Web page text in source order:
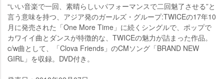
“いい音楽で一回、素晴らしいパフォーマンスで二回魅了させる”と
言う意味を持つ、アジア発のガールズ・グループ:TWICEの17年10
月に発売された「One More Time」に続くシングルで、ポップで
カワイイ曲とダンスが特徴的な、TWICEの魅力が詰まった作品。
c/w曲として、「Clova Friends」のCMソング「BRAND NEW
GIRL」を収録。DVD付き。